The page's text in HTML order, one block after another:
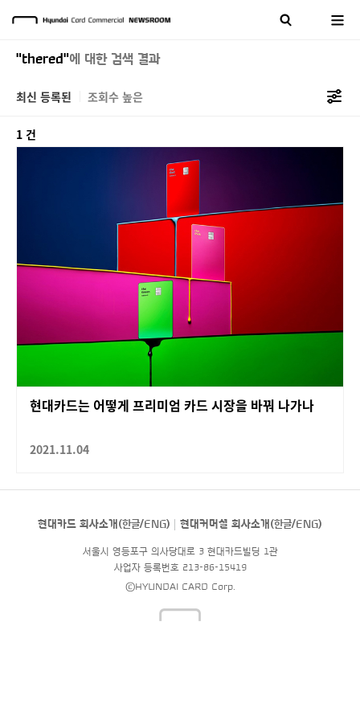
"thered"에 대한 검색 결과
최신 등록된 조회수 높은
1 건
현대카드는 어떻게 프리미엄 카드 시장을 바꿔 나가나
2021.11.04
현대카드 회사소개(한글/ENG) 현대커머셜 회사소개(한글/ENG)
서울시 영등포구 의사당대로 3 현대카드빌딩 1관
사업자 등록번호 213-86-15419
©HYUNDAI CARD Corp.